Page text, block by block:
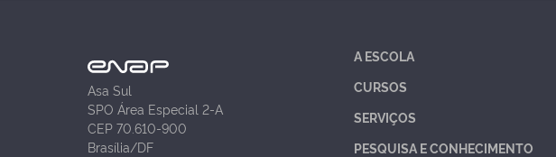
Asa Sul
SPO Área Especial 2-A
CEP 70.610-900
Brasília/DF
A ESCOLA
CURSOS
SERVIÇOS
PESQUISA E CONHECIMENTO